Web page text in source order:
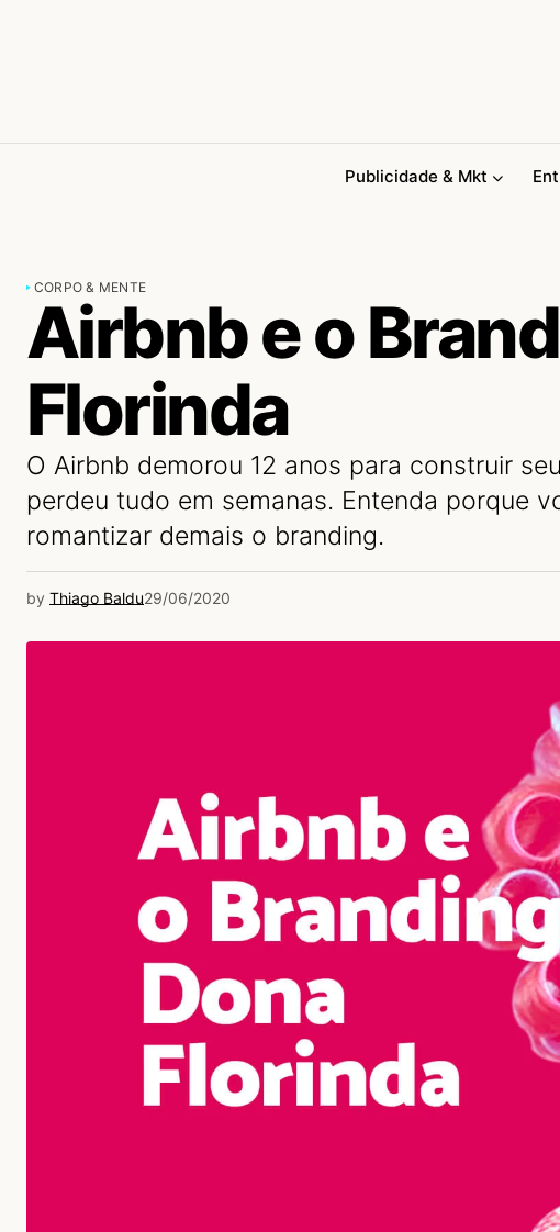
Publicidade & Mkt
CORPO & MENTE
Airbnb e o
Florinda
O Airbnb demorou 12 anos para construir
perdeu tudo em semanas. Entenda porque
romantizar demais o branding.
by Thiago Baldu29/06/2020